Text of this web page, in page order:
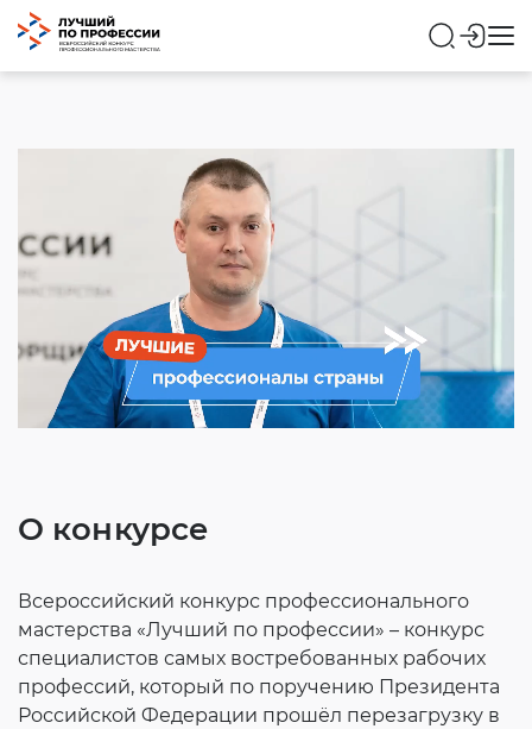
О конкурсе
Всероссийский конкурс профессионального
мастерства «Лучший по профессии» – конкурс
специалистов самых востребованных рабочих
профессий, который по поручению Президента
Российской Федерации прошёл перезагрузку в